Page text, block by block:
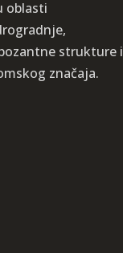
oblasti
strukture i
značaja.